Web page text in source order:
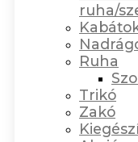
ruha/
Ruha
Trikó
Zakó